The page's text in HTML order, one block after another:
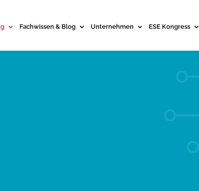
Fachwissen & Blog Unternehmen ESE Kongress